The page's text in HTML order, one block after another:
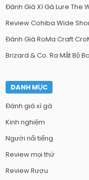
Đánh Giá Xì Gà Lure The
Review Cohiba Wide
Đánh Giá RoMa Craft
Brizard & Co. Ra Mắt Bộ
DANH MỤC
Đánh giá xì gà
Kinh nghiệm
Người nổi tiếng
Review mọi thứ
Review Rượu